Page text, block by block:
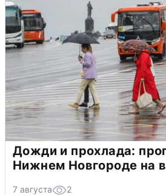
Дожди и прохлада:
Нижнем Новгороде на
7 августа 2